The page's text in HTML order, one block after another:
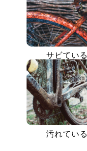
サビている
汚れている